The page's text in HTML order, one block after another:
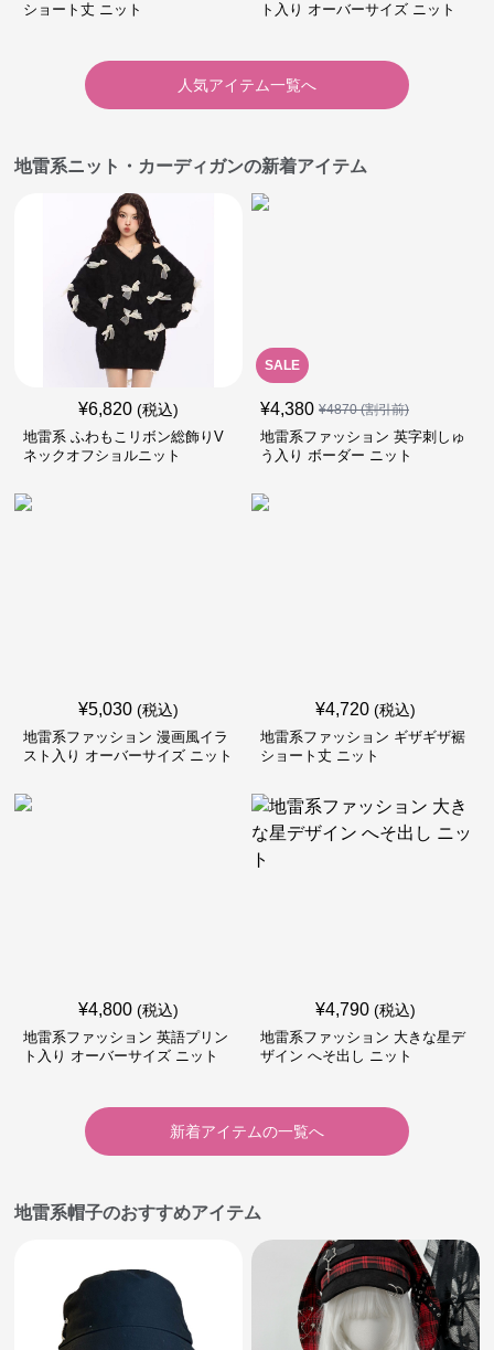
ショート丈 ニット
ト入り オーバーサイズ ニット
人気アイテム一覧へ
地雷系ニット・カーディガンの新着アイテム
¥6,820 (税込)
地雷系 ふわもこリボン総飾りV
ネックオフショルニット
SALE
¥4,380 ¥4870(割引前)
地雷系ファッション 英字刺しゅ
う入り ボーダー ニット
¥5,030 (税込)
地雷系ファッション 漫画風イラ
スト入り オーバーサイズ ニット
¥4,720 (税込)
地雷系ファッション ギザギザ裾
ショート丈 ニット
¥4,800 (税込)
地雷系ファッション 英語プリン
ト入り オーバーサイズ ニット
¥4,790 (税込)
地雷系ファッション 大きな星デ
ザイン へそ出し ニット
新着アイテムの一覧へ
地雷系帽子のおすすめアイテム